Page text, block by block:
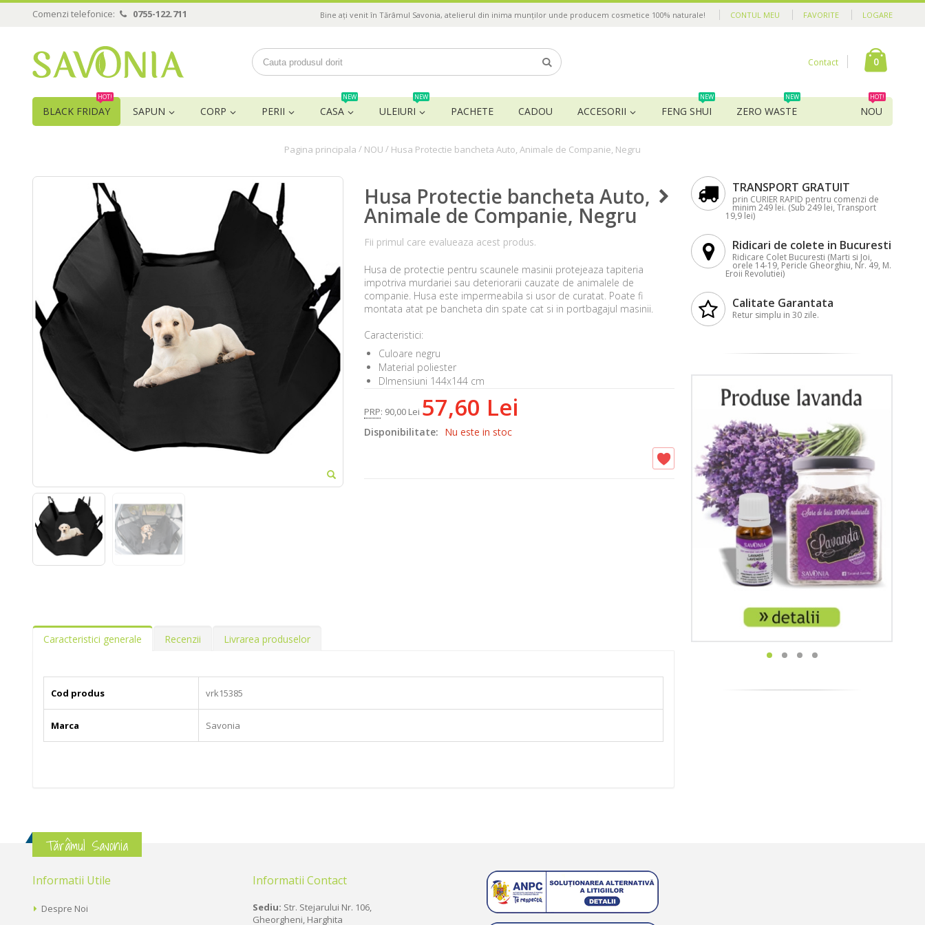
Comenzi telefonice: 0755-122.711 CONTUL MEU FAVORITE LOGARE
Bine ați venit în Tărâmul Savonia, atelierul din inima munților unde producem cosmetice 100% naturale!
Contact 0
BLACK FRIDAY
HOT!
SAPUN CORP PERII CASA
NEW
ULEIURI
NEW
PACHETE CADOU ACCESORII FENG SHUI
NEW
ZERO WASTE
NEW
NOU
HOT!
Pagina principala / NOU / Husa Protectie bancheta Auto, Animale de Companie, Negru
Husa Protectie bancheta Auto,
Animale de Companie, Negru
Fii primul care evalueaza acest produs.
Husa de protectie pentru scaunele masinii protejeaza tapiteria
impotriva murdariei sau deteriorarii cauzate de animalele de
companie. Husa este impermeabila si usor de curatat. Poate fi
montata atat pe bancheta din spate cat si in portbagajul masinii.
Caracteristici:
Culoare negru
Material poliester
DImensiuni 144x144 cm
PRP: 90,00 Lei 57,60 Lei
Disponibilitate: Nu este in stoc
Caracteristici generale Recenzii Livrarea produselor
Cod produs vrk15385
Marca Savonia
TRANSPORT GRATUIT
prin CURIER RAPID pentru comenzi de
minim 249 lei. (Sub 249 lei, Transport
19,9 lei)
Ridicari de colete in Bucuresti
Ridicare Colet Bucuresti (Marti si Joi,
orele 14-19, Pericle Gheorghiu, Nr. 49, M.
Eroii Revolutiei)
Calitate Garantata
Retur simplu in 30 zile.
Tărâmul Savonia
Informatii Utile
Despre Noi
Informatii Contact
Sediu: Str. Stejarului Nr. 106,
Gheorgheni, Harghita